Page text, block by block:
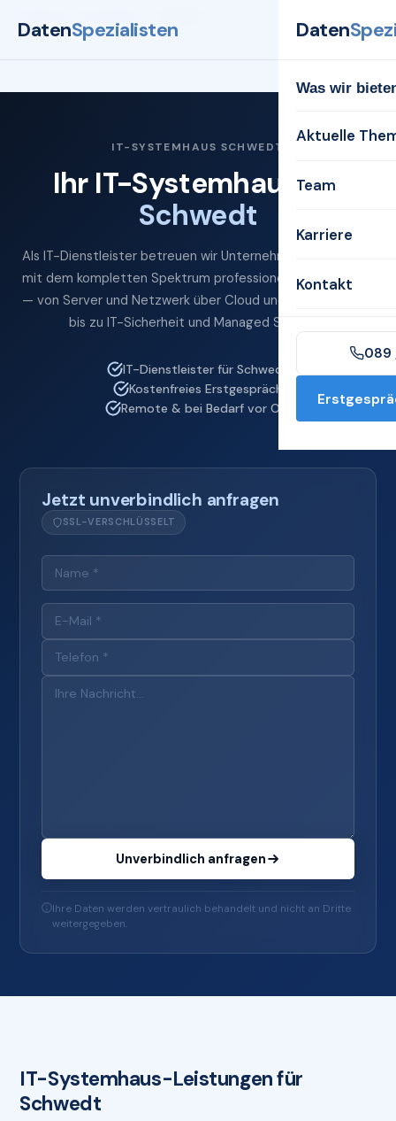
DatenSpezialisten Daten
Was wir
Aktuelle
Team
Karriere
Kontakt
089
IT-SYSTEMHAUS SCHWEDT
Ihr IT-Systemhaus für
Schwedt
Als IT-Dienstleister betreuen wir Unternehmen in Schwedt
mit dem kompletten Spektrum professioneller IT-Services
— von Server und Netzwerk über Cloud und Microsoft 365
bis zu IT-Sicherheit und Managed Services.
IT-Dienstleister für Schwedt
Kostenfreies Erstgespräch
Remote & bei Bedarf vor Ort
Jetzt unverbindlich anfragen
SSL-VERSCHLÜSSELT
Unverbindlich anfragen
Ihre Daten werden vertraulich behandelt und nicht an Dritte
weitergegeben.
IT-Systemhaus-Leistungen für
Schwedt